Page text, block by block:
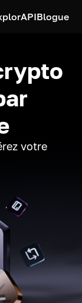
APIBlogue
votre